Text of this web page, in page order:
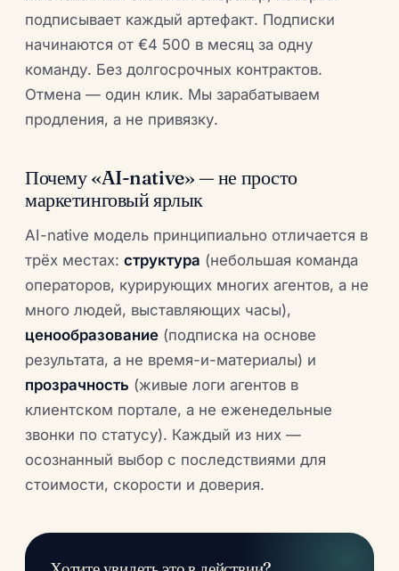
подписывает каждый артефакт. Подписки
начинаются от €4 500 в месяц за одну
команду. Без долгосрочных контрактов.
Отмена — один клик. Мы зарабатываем
продления, а не привязку.
Почему «AI-native» — не просто
маркетинговый ярлык
AI-native модель принципиально отличается в
трёх местах: структура (небольшая команда
операторов, курирующих многих агентов, а не
много людей, выставляющих часы),
ценообразование (подписка на основе
результата, а не время-и-материалы) и
прозрачность (живые логи агентов в
клиентском портале, а не еженедельные
звонки по статусу). Каждый из них —
осознанный выбор с последствиями для
стоимости, скорости и доверия.